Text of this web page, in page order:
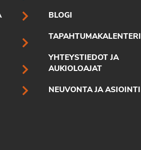
BLOGI
TAPAHTUMAKALENTERI
YHTEYSTIEDOT JA
AUKIOLOAJAT
NEUVONTA JA ASIOINTI